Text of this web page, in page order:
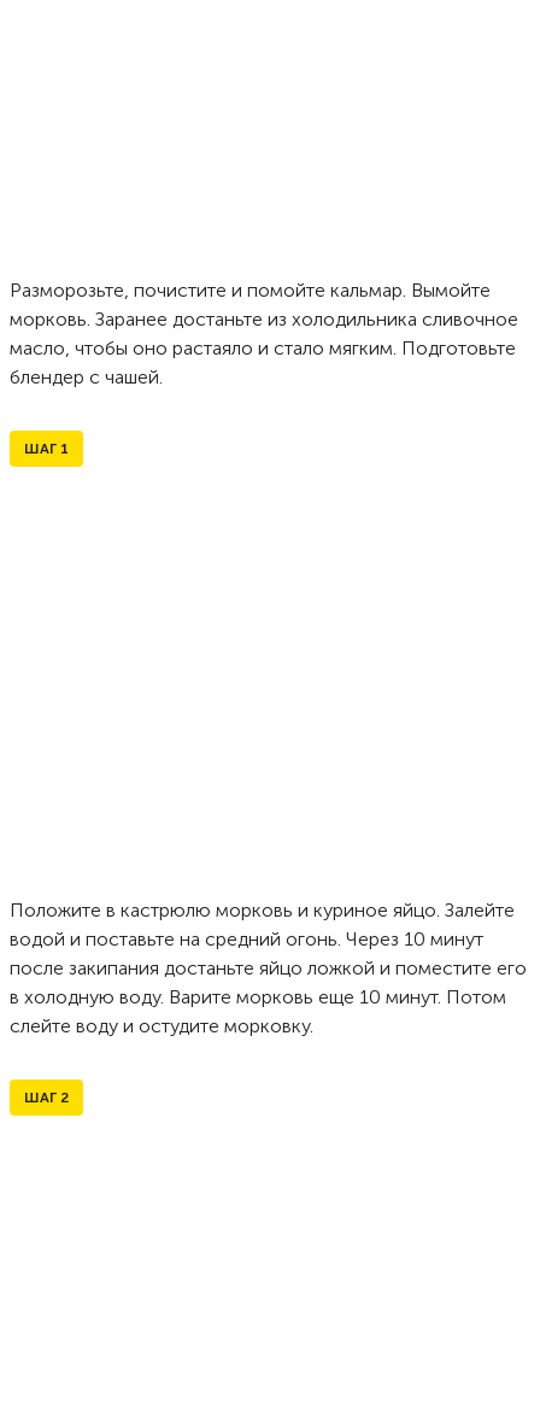
Разморозьте, почистите и помойте кальмар. Вымойте
морковь. Заранее достаньте из холодильника сливочное
масло, чтобы оно растаяло и стало мягким. Подготовьте
блендер с чашей.
ШАГ 1
Положите в кастрюлю морковь и куриное яйцо. Залейте
водой и поставьте на средний огонь. Через 10 минут
после закипания достаньте яйцо ложкой и поместите его
в холодную воду. Варите морковь еще 10 минут. Потом
слейте воду и остудите морковку.
ШАГ 2